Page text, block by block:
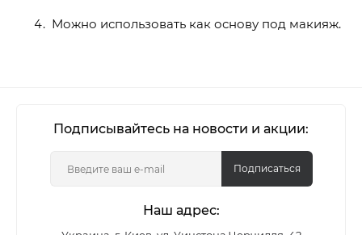
Можно использовать как основу под макияж.
Подписывайтесь на новости и акции:
Подписаться
Наш адрес: